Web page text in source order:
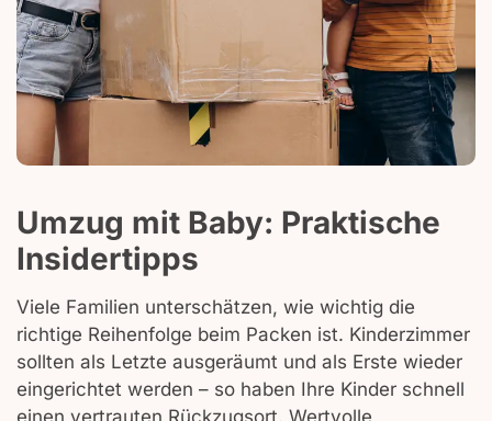
Umzug mit Baby: Praktische
Insidertipps
Viele Familien unterschätzen, wie wichtig die
richtige Reihenfolge beim Packen ist. Kinderzimmer
sollten als Letzte ausgeräumt und als Erste wieder
eingerichtet werden – so haben Ihre Kinder schnell
einen vertrauten Rückzugsort. Wertvolle